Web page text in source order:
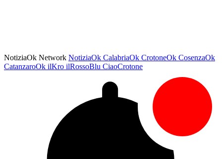
NotiziaOk Network NotiziaOk CalabriaOk CrotoneOk CosenzaOk
CatanzaroOk ilKro ilRossoBlu CiaoCrotone